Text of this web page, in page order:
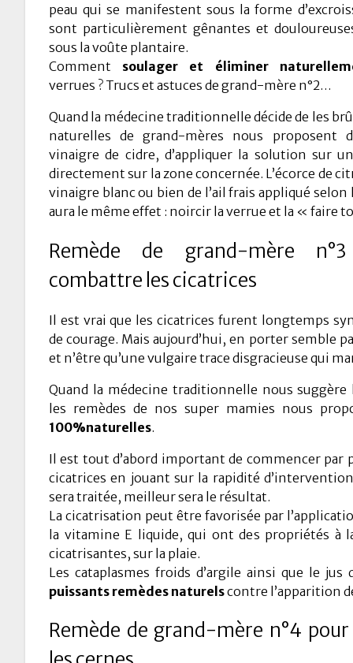
peau qui se manifestent sous la forme
sont particulièrement gênantes et
sous la voûte plantaire.
Comment soulager et éliminer
verrues ? Trucs et astuces de grand-mère n°2…
Quand la médecine traditionnelle décide de les
naturelles de grand-mères nous proposent
vinaigre de cidre, d’appliquer la solution sur
directement sur la zone concernée. L’écorce de
vinaigre blanc ou bien de l’ail frais appliqué
aura le même effet : noircir la verrue et la « faire
Remède de grand-mère
combattre les cicatrices
Il est vrai que les cicatrices furent longtemps
de courage. Mais aujourd’hui, en porter semble
et n’être qu’une vulgaire trace disgracieuse qui
Quand la médecine traditionnelle nous
les remèdes de nos super mamies nous
100%naturelles.
Il est tout d’abord important de commencer par
cicatrices en jouant sur la rapidité
sera traitée, meilleur sera le résultat.
La cicatrisation peut être favorisée par
la vitamine E liquide, qui ont des propriétés à
cicatrisantes, sur la plaie.
Les cataplasmes froids d’argile ainsi que le jus
puissants remèdes naturelscontre l’apparition
Remède de grand-mère n°4